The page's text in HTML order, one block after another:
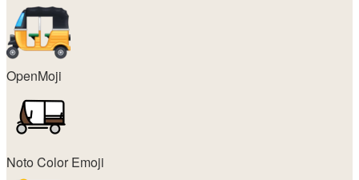
OpenMoji
Noto Color Emoji